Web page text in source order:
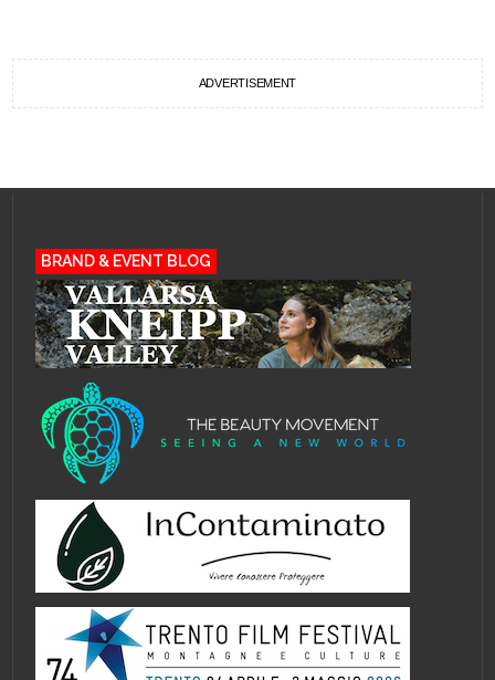
ADVERTISEMENT
BRAND & EVENT BLOG